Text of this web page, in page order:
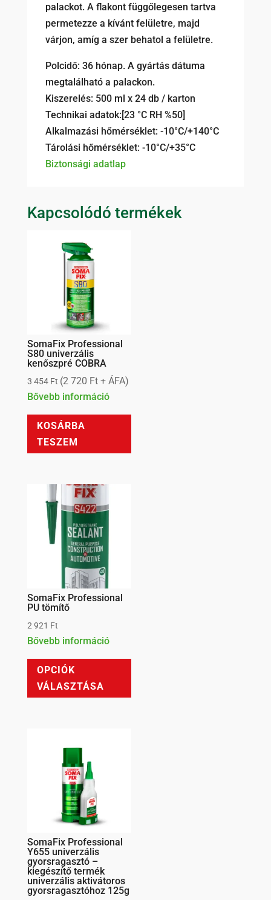
palackot. A flakont függőlegesen tartva
permetezze a kívánt felületre, majd
várjon, amíg a szer behatol a felületre.
Polcidő: 36 hónap. A gyártás dátuma
megtalálható a palackon.
Kiszerelés: 500 ml x 24 db / karton
Technikai adatok:[23 °C RH %50]
Alkalmazási hőmérséklet: -10°C/+140°C
Tárolási hőmérséklet: -10°C/+35°C
Biztonsági adatlap
Kapcsolódó termékek
SomaFix Professional
S80 univerzális
kenőszpré COBRA
3 454 Ft (2 720 Ft+ ÁFA)
Bővebb információ
KOSÁRBA
TESZEM
SomaFix Professional
PU tömítő
2 921 Ft
Bővebb információ
OPCIÓK
VÁLASZTÁSA
Ennek
SomaFix Professional
Y655 univerzális
gyorsragasztó –
kiegészítő termék
univerzális aktivátoros
gyorsragasztóhoz 125g